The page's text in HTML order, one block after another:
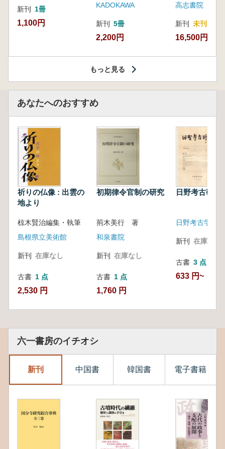
新刊 1冊
1,100円
KADOKAWA
新刊 5冊
2,200円
高志書院
新刊 未刊
16,500円
もっと見る
あなたへのおすすめ
祈りの仏像 : 出雲の
地より
椋木賢治編集・執筆
島根県立美術館
新刊 在庫なし
古書 1 点
2,530 円
初期律令官制の研究
荊木美行 著
和泉書院
新刊 在庫なし
古書 1 点
1,760 円
日野考古研
日野考古学会
新刊 在庫なし
古書 3 点
633 円~
六一書房のイチオシ
新刊 中国書 韓国書 電子書籍